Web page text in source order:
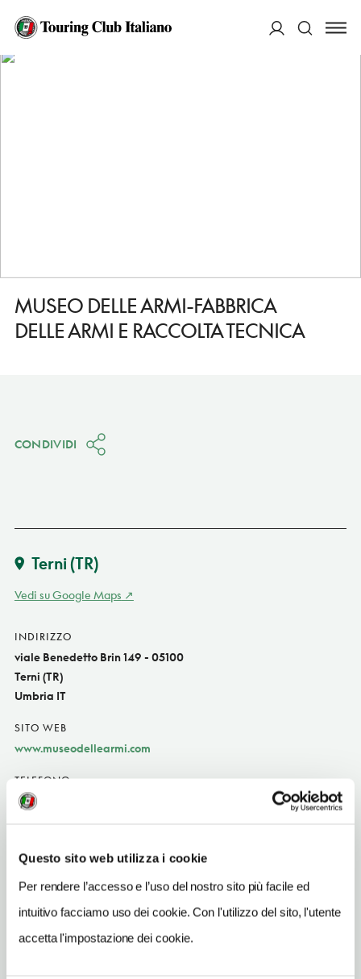
Questo sito web utilizza i cookie
Per rendere l’accesso e l’uso del nostro sito più facile ed
intuitivo facciamo uso dei cookie. Con l'utilizzo del sito, l'utente
accetta l'impostazione dei cookie.
HOME
MUSEO DELLE ARMI-FABBRICA DELLE ARMI E RACCOLTA TECNICA
MUSEO DELLE ARMI-FABBRICA
DELLE ARMI E RACCOLTA TECNICA
CONDIVIDI
Terni(TR)
Vedi su Google Maps
INDIRIZZO
viale Benedetto Brin 149 - 05100
Terni (TR)
Umbria IT
SITO WEB
www.museodellearmi.com
TELEFONO
0744497264
Apertura: lunedì-domenica a richiesta. Apertura/Chiusura